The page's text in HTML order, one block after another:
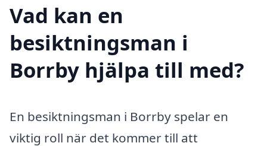
Vad kan en
besiktningsman i
Borrby hjälpa till med?
En besiktningsman i Borrby spelar en
viktig roll när det kommer till att